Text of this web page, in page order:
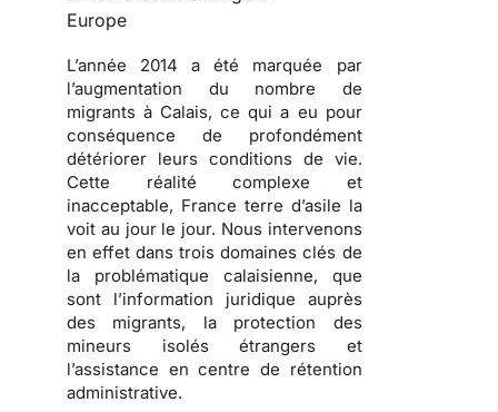
Europe
L’année 2014 a été marquée par
l’augmentation du nombre de
migrants à Calais, ce qui a eu pour
conséquence de profondément
détériorer leurs conditions de vie.
Cette réalité complexe et
inacceptable, France terre d’asile la
voit au jour le jour. Nous intervenons
en effet dans trois domaines clés de
la problématique calaisienne, que
sont l’information juridique auprès
des migrants, la protection des
mineurs isolés étrangers et
l’assistance en centre de rétention
administrative.